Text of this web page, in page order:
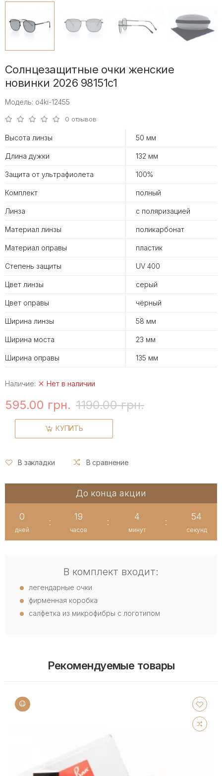
Солнцезащитные очки женские
новинки 2026 98151c1
Модель: o4ki-12455
0 отзывов
Высота линзы 50 мм
Длина дужки 132 мм
Защита от ультрафиолета 100%
Комплект полный
Линза с поляризацией
Материал линзы поликарбонат
Материал оправы пластик
Степень защиты UV 400
Цвет линзы серый
Цвет оправы чёрный
Ширина линзы 58 мм
Ширина моста 23 мм
Ширина оправы 135 мм
Наличие: Нет в наличии
595.00 грн. 1190.00 грн.
КУПИТЬ
В закладки В сравнение
До конца акции
0
дней
:
19
часов
:
4
минут
:
54
секунд
В комплект входит:
легендарные очки
фирменная коробка
салфетка из микрофибры с логотипом
Рекомендуемые товары